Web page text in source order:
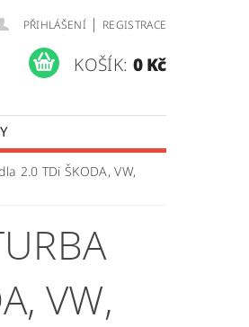
PŘIHLÁŠENÍ | REGISTRACE
KOŠÍK: 0 Kč
2.0 TDi ŠKODA, VW,
VW,